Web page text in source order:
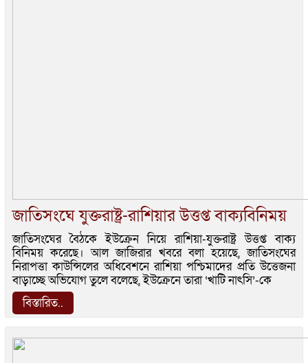
জাতিসংঘে যুক্তরাষ্ট্র-রাশিয়ার উত্তপ্ত বাক্যবিনিময়
জাতিসংঘের বৈঠকে ইউক্রেন নিয়ে রাশিয়া-যুক্তরাষ্ট্র উত্তপ্ত বাক্য
বিনিময় করেছে। আল জাজিরার খবরে বলা হয়েছে, জাতিসংঘের
নিরাপত্তা কাউন্সিলের অধিবেশনে রাশিয়া পশ্চিমাদের প্রতি উত্তেজনা
বাড়াচ্ছে অভিযোগ তুলে বলেছে, ইউক্রেনে তারা ‘খাটি নাৎসি’-কে
বিস্তারিত..